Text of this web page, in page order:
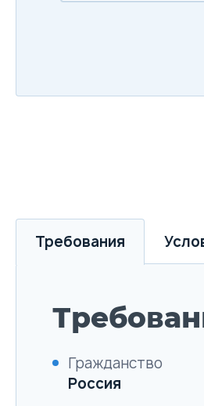
Требования
Гражданство
Россия